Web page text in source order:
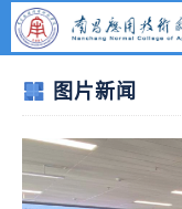
图片新闻